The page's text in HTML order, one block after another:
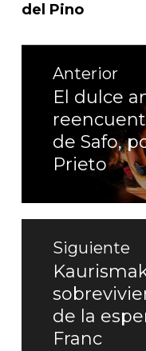
del Pino
Navegación
entradas
Anterior
Entrada
anterior:
El dulce
de Safo,
Prieto
Siguiente
Entrada
siguiente:
de la
Franc